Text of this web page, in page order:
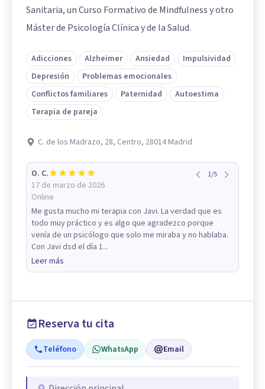
Sanitaria, un Curso Formativo de Mindfulness y otro
Máster de Psicología Clínica y de la Salud.
Adicciones Alzheimer Ansiedad
Impulsividad
Depresión
Problemas emocionales
Conflictos familiares
Paternidad
Autoestima
Terapia de pareja
C. de los Madrazo, 28, Centro, 28014 Madrid
O. C.
17 de marzo de 2026
Online
1/5
Me gusta mucho mi terapia con Javi. La verdad que es
todo muy práctico y es algo que agradezco porque
venía de un psicólogo que solo me miraba y no hablaba.
Con Javi dsd el día 1...
Leer más
Reserva tu cita
Teléfono WhatsApp Email